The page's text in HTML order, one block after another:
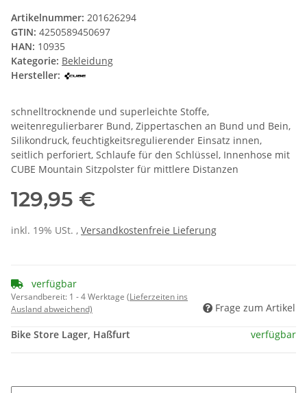
Artikelnummer: 201626294
GTIN: 4250589450697
HAN: 10935
Kategorie: Bekleidung
Hersteller:
schnelltrocknende und superleichte Stoffe,
weitenregulierbarer Bund, Zippertaschen an Bund und Bein,
Silikondruck, feuchtigkeitsregulierender Einsatz innen,
seitlich perforiert, Schlaufe für den Schlüssel, Innenhose mit
CUBE Mountain Sitzpolster für mittlere Distanzen
129,95 €
inkl. 19% USt. , Versandkostenfreie Lieferung
verfügbar
Versandbereit: 1 - 4 Werktage (Lieferzeiten ins
Ausland abweichend)
Frage zum Artikel
Bike Store Lager, Haßfurt verfügbar